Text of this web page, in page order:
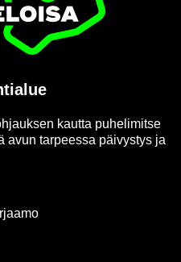
kaut­ta pu­he­li­mit­se
avun tar­pees­sa päi­vys­tys ja